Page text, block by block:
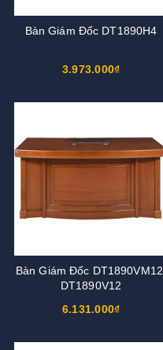
Bàn Giám Đốc DT1890H4
3.973.000₫
Bàn Giám Đốc DT1890VM12,
DT1890V12
6.131.000₫